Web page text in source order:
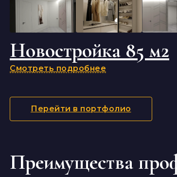
Новостройка 85 м2
Смотреть подробнее
Перейти в портфолио
Преимущества